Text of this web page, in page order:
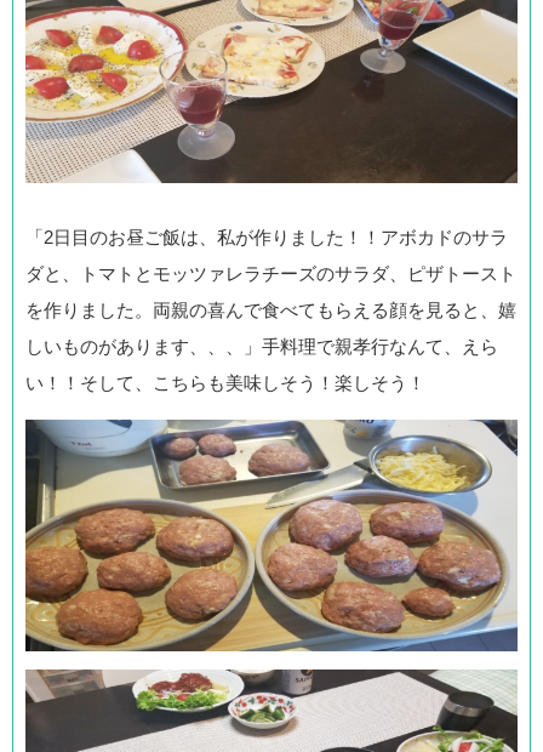
「2日目のお昼ご飯は、私が作りました！！アボカドのサラ
ダと、トマトとモッツァレラチーズのサラダ、ピザトースト
を作りました。両親の喜んで食べてもらえる顔を見ると、嬉
しいものがあります、、、」手料理で親孝行なんて、えら
い！！そして、こちらも美味しそう！楽しそう！